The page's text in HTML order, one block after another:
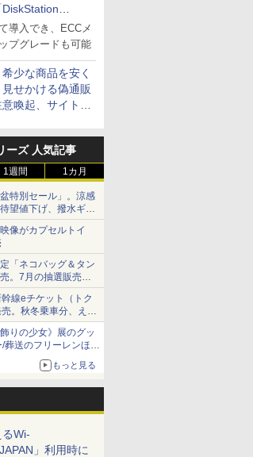
DiskStation
ーズ
導入でき、ECCメ
プグレードも可能
少な商品を安く
せかける偽通販
喚起、サイト名
ーズ 人気記事
1週間 1カ月
特別セール」。涼感
望値下げ、撥水ギア
像がカプセルトイ
「ネコバッグ＆タン
。7月の抽選販売の
線eチケット（トク
。秋冬乗車分、えき
りの少女》展のグッ
葬送のフリーレンほ
もっと見る
Wi-
」利用時に